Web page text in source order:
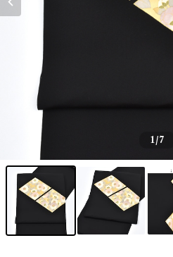
1/7